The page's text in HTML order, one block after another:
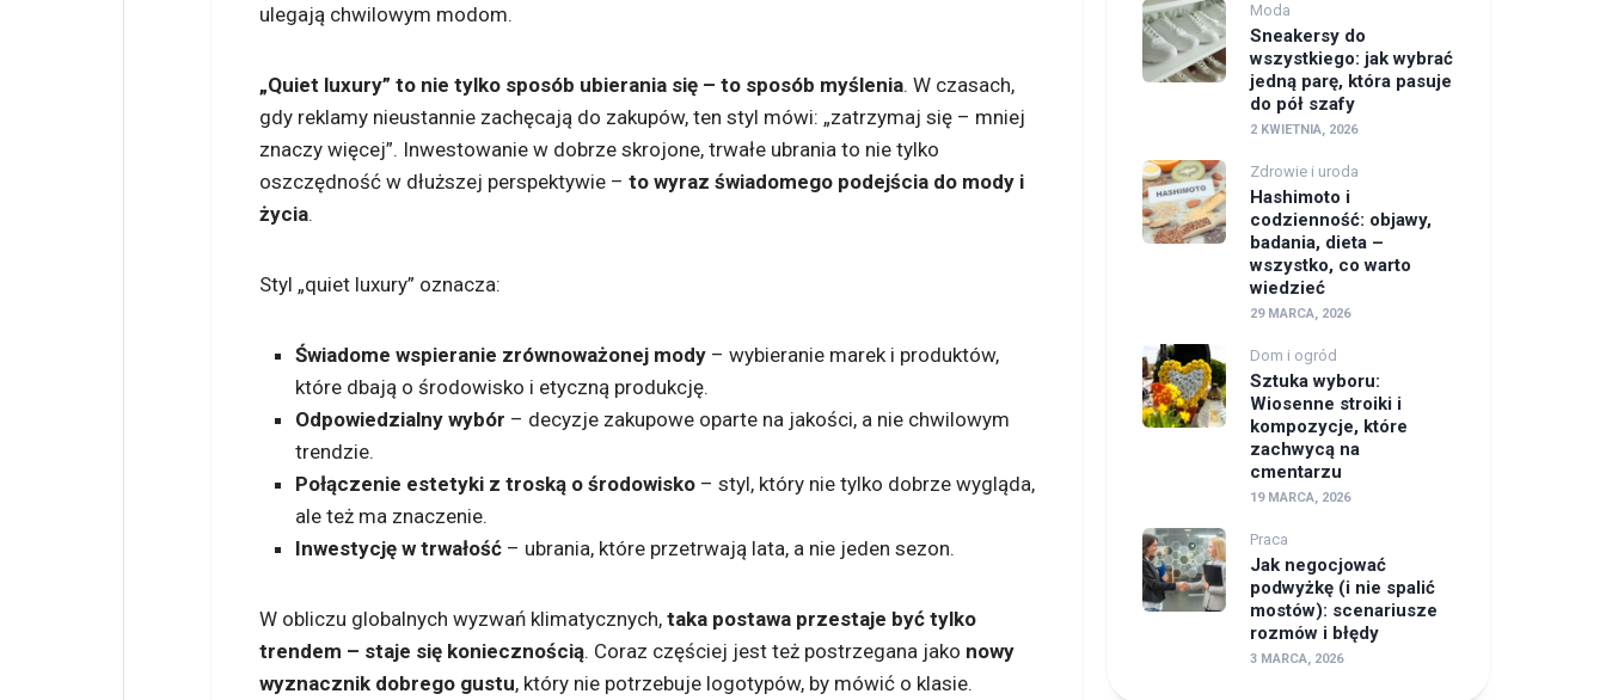
ulegają chwilowym modom.
„Quiet luxury” to nie tylko sposób ubierania się – to sposób myślenia. W czasach,
gdy reklamy nieustannie zachęcają do zakupów, ten styl mówi: „zatrzymaj się – mniej
znaczy więcej”. Inwestowanie w dobrze skrojone, trwałe ubrania to nie tylko
oszczędność w dłuższej perspektywie – to wyraz świadomego podejścia do mody i
życia.
Styl „quiet luxury” oznacza:
Świadome wspieranie zrównoważonej mody – wybieranie marek i produktów,
które dbają o środowisko i etyczną produkcję.
Odpowiedzialny wybór – decyzje zakupowe oparte na jakości, a nie chwilowym
trendzie.
Połączenie estetyki z troską o środowisko – styl, który nie tylko dobrze wygląda,
ale też ma znaczenie.
Inwestycję w trwałość – ubrania, które przetrwają lata, a nie jeden sezon.
W obliczu globalnych wyzwań klimatycznych, taka postawa przestaje być tylko
trendem – staje się koniecznością. Coraz częściej jest też postrzegana jako nowy
wyznacznik dobrego gustu, który nie potrzebuje logotypów, by mówić o klasie.
Moda
Sneakersy do
wszystkiego: jak wybrać
jedną parę, która pasuje
do pół szafy
2 KWIETNIA, 2026
Zdrowie i uroda
Hashimoto i
codzienność: objawy,
badania, dieta –
wszystko, co warto
wiedzieć
29 MARCA, 2026
Dom i ogród
Sztuka wyboru:
Wiosenne stroiki i
kompozycje, które
zachwycą na
cmentarzu
19 MARCA, 2026
Praca
Jak negocjować
podwyżkę (i nie spalić
mostów): scenariusze
rozmów i błędy
3 MARCA, 2026